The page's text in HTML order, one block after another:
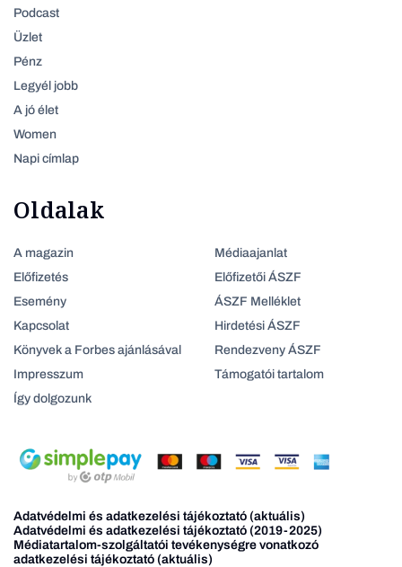
Podcast
Üzlet
Pénz
Legyél jobb
A jó élet
Women
Napi címlap
Oldalak
A magazin
Előfizetés
Esemény
Kapcsolat
Könyvek a Forbes ajánlásával
Impresszum
Így dolgozunk
Médiaajanlat
Előfizetői ÁSZF
ÁSZF Melléklet
Hirdetési ÁSZF
Rendezveny ÁSZF
Támogatói tartalom
Adatvédelmi és adatkezelési tájékoztató (aktuális)
Adatvédelmi és adatkezelési tájékoztató (2019-2025)
Médiatartalom-szolgáltatói tevékenységre vonatkozó
adatkezelési tájékoztató (aktuális)